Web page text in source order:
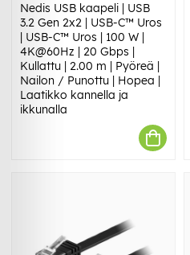
Nedis USB kaapeli | USB
3.2 Gen 2x2 | USB-C™ Uros
| USB-C™ Uros | 100 W |
4K@60Hz | 20 Gbps |
Kullattu | 2.00 m | Pyöreä |
Nailon / Punottu | Hopea |
Laatikko kannella ja
ikkunalla